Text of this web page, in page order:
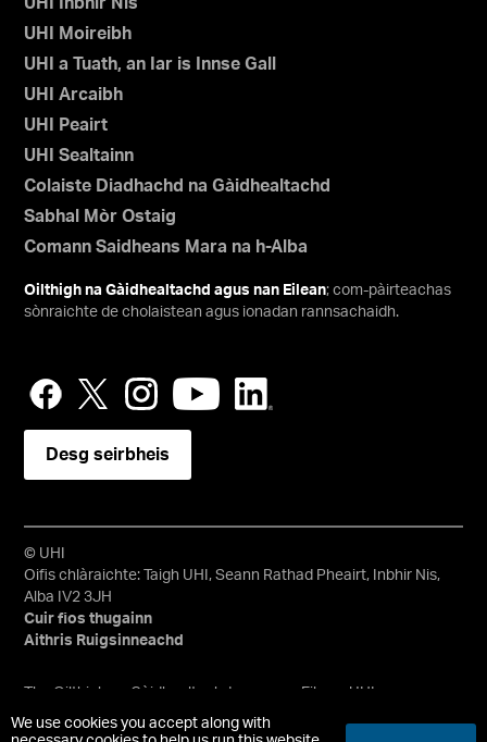
We use cookies you accept along with
UHI Inbhir Nis
UHI Moireibh
UHI a Tuath, an Iar is Innse Gall
UHI Arcaibh
UHI Peairt
UHI Sealtainn
Colaiste Diadhachd na Gàidhealtachd
Sabhal Mòr Ostaig
Comann Saidheans Mara na h-Alba
Oilthigh na Gàidhealtachd agus nan Eilean; com-pàirteachas
sònraichte de cholaistean agus ionadan rannsachaidh.
Desg seirbheis
© UHI
Oifis chlàraichte: Taigh UHI, Seann Rathad Pheairt, Inbhir Nis,
Alba IV2 3JH
Cuir fios thugainn
Aithris Ruigsinneachd
Tha Oilthigh na Gàidhealtachd agus nan Eilean, UHI, na
teirmichean sin sa Bheurla agus an suaicheantas bheanntan
agus uisge uile nan comharraidhean malairt agus/no nan